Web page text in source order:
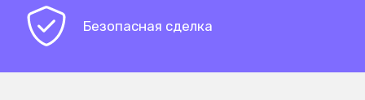
Безопасная сделка